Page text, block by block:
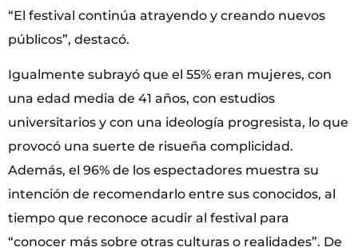
“El festival continúa atrayendo y creando nuevos
públicos”, destacó.
Igualmente subrayó que el 55% eran mujeres, con
una edad media de 41 años, con estudios
universitarios y con una ideología progresista, lo que
provocó una suerte de risueña complicidad.
Además, el 96% de los espectadores muestra su
intención de recomendarlo entre sus conocidos, al
tiempo que reconoce acudir al festival para
“conocer más sobre otras culturas o realidades”. De